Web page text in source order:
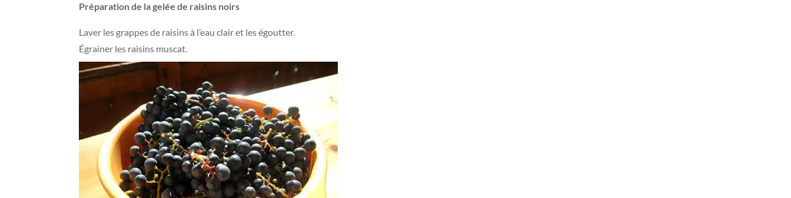
Préparation de la gelée de raisins noirs
Laver les grappes de raisins à l’eau clair et les égoutter.
Égrainer les raisins muscat.